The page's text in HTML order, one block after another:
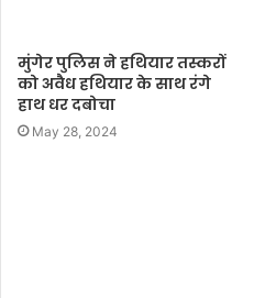
मुंगेर पुलिस ने हथियार तस्करों
को अवैध हथियार के साथ रंगे
हाथ धर दबोचा
May 28, 2024